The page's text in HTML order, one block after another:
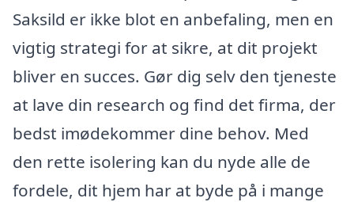
Saksild er ikke blot en anbefaling, men en
vigtig strategi for at sikre, at dit projekt
bliver en succes. Gør dig selv den tjeneste
at lave din research og find det firma, der
bedst imødekommer dine behov. Med
den rette isolering kan du nyde alle de
fordele, dit hjem har at byde på i mange